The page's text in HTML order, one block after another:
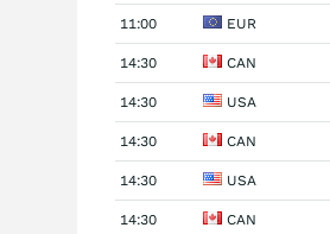
11:00 EUR
14:30 CAN
14:30 USA
14:30 CAN
14:30 USA
14:30 CAN